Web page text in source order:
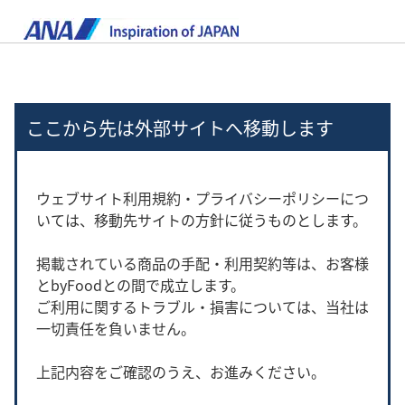
ここから先は外部サイトへ移動します
ウェブサイト利用規約・プライバシーポリシーにつ
いては、移動先サイトの方針に従うものとします。
掲載されている商品の手配・利用契約等は、お客様
とbyFoodとの間で成立します。
ご利用に関するトラブル・損害については、当社は
一切責任を負いません。
上記内容をご確認のうえ、お進みください。